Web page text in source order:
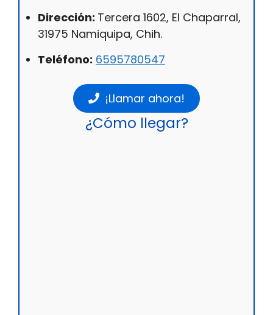
Dirección: Tercera 1602, El Chaparral,
31975 Namiquipa, Chih.
Teléfono: 6595780547
¡Llamar ahora!
¿Cómo llegar?